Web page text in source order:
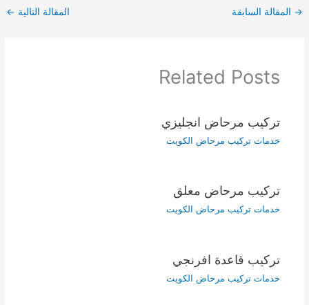
→ المقالة السابقة المقالة التالية ←
Related Posts
تركيب مرحاض انجليزي
خدمات تركيب مرحاض الكويت
تركيب مرحاض معلق
خدمات تركيب مرحاض الكويت
تركيب قاعدة افرنجي
خدمات تركيب مرحاض الكويت